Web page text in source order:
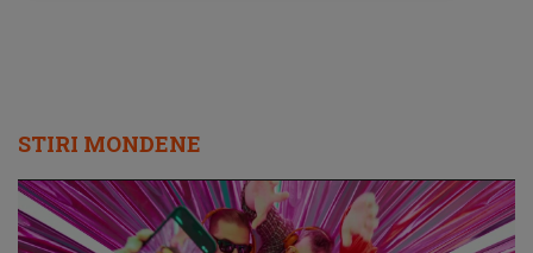
STIRI MONDENE